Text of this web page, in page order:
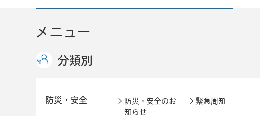
メニュー
分類別
防災・安全
防災・安全のお
知らせ
緊急周知